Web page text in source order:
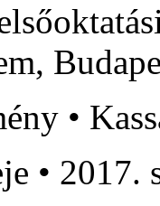
•
• 2017.